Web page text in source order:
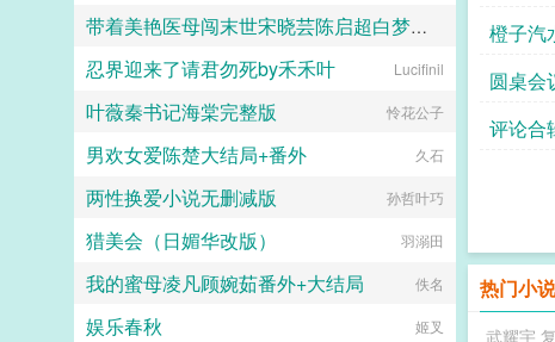
橙子汽
圆桌会
评论合
热门小
武耀宇
带着美艳医母闯末世宋晓芸陈启超白梦胧番外+大结局
画纯爱的JIN
忍界迎来了请君勿死by禾禾叶 Lucifinil
叶薇秦书记海棠完整版 怜花公子
男欢女爱陈楚大结局+番外 久石
两性换爱小说无删减版 孙哲叶巧
猎美会（日媚华改版） 羽溺田
我的蜜母凌凡顾婉茹番外+大结局 佚名
娱乐春秋 姬叉